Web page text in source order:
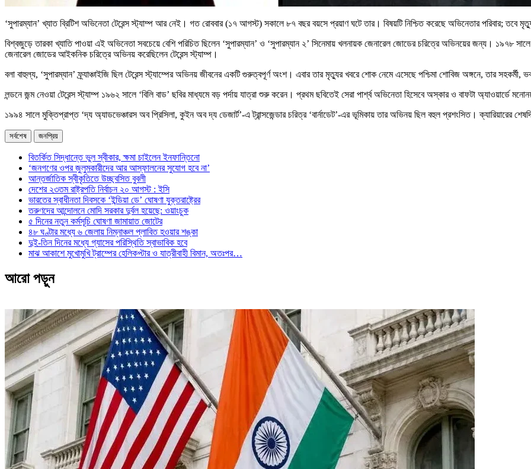
‘সুপারম্যান’ খ্যাত ব্রিটিশ অভিনেতা টেরেন্স স্ট্যাম্প আর নেই। গত রোববার (১৭ আগস্ট) সকালে ৮৭ বছর বয়সে প্রয়াণ ঘটে তার। বিষয়টি নিশ্চিত করেছে অভিনেতার পরিবার; তবে
বিশ্বজুড়ে তারকা খ্যাতি পাওয়া এই অভিনেতা সবচেয়ে বেশি পরিচিত ছিলেন ‘সুপারম্যান’ ও ‘সুপারম্যান ২’ সিনেমায় খলনায়ক জেনারেল জোডের চরিত্রে অভিনয়ের জন্য। ১৯৭৮
জেনারেল জোডের আইকনিক চরিত্রে অভিনয় করেছিলেন টেরেন্স স্ট্যাম্প।
বলা বাহুল্য, ‘সুপারম্যান’ ফ্র্যাঞ্চাইজি ছিল টেরেন্স স্ট্যাম্পের অভিনয় জীবনের একটি গুরুত্বপূর্ণ অংশ। এবার তার মৃত্যুর খবরে শোক নেমে এসেছে পশ্চিমা শোবিজ অঙ্গনে, তার
লন্ডনে জন্ম নেওয়া টেরেন্স স্ট্যাম্প ১৯৬২ সালে ‘বিলি বাড’ ছবির মাধ্যমে বড় পর্দায় যাত্রা শুরু করেন। প্রথম ছবিতেই সেরা পার্শ্ব অভিনেতা হিসেবে অস্কার ও বাফটা অ্যাওয়ার্ডে
১৯৯৪ সালে মুক্তিপ্রাপ্ত ‘দ্য অ্যাডভেঞ্চারস অব প্রিসিলা, কুইন অব দ্য ডেজার্ট’-এ ট্রান্সজেন্ডার চরিত্র ‘বার্নাডেট’-এর ভূমিকায় তার অভিনয় ছিল বহুল প্রশংসিত। ক্যারিয়ারের
সর্বশেষ জনপ্রিয়
বিতর্কিত সিদ্ধান্তে ভুল স্বীকার, ক্ষমা চাইলেন ইনফান্তিনো
‘জনগণের ওপর জুলুমকারীদের আর আস্ফালনের সুযোগ হবে না’
আন্তর্জাতিক স্বীকৃতিতে উচ্ছ্বসিত বুবলী
দেশের ২৩তম রাষ্ট্রপতি নির্বাচন ২০ আগস্ট : ইসি
ভারতের স্বাধীনতা দিবসকে ‘ইন্ডিয়া ডে’ ঘোষণা যুক্তরাষ্ট্রের
তরুণদের আন্দোলনে মোদি সরকার দুর্বল হয়েছে: ওয়াংচুক
৫ দিনের নতুন কর্মসূচি ঘোষণা জামায়াত জোটের
৪৮ ঘণ্টার মধ্যে ৬ জেলায় নিম্নাঞ্চল প্লাবিত হওয়ার শঙ্কা
দুই-তিন দিনের মধ্যে গ্যাসের পরিস্থিতি স্বাভাবিক হবে
মাঝ আকাশে মুখোমুখি ট্রাম্পের হেলিকপ্টার ও যাত্রীবাহী বিমান, অতঃপর…
আরো পড়ুন